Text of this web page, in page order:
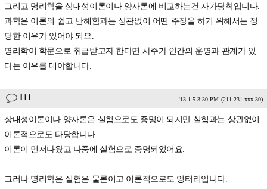
그리고 명리학을 상대성이론이나 양자론에 비교하는건 자가당착입니다.
과학은 이론의 쉽고 난해함과는 상관없이 어떤 주장을 하기 위해서는 정
당한 이유가 있어야 되요.
명리학이 학문으로 취급받고자 한다면 사주가 인간의 운명과 관계가 있
다는 이유를 대야합니다.
111 '13.1.5 3:30 PM (211.231.xxx.30)
상대성이론이나 양자론은 실험으로도 증명이 되지만 실험과는 상관없이
이론적으로도 타당합니다.
이론이 먼저나왔고 나중에 실험으로 증명되었어요.
그러나 명리학은 실험은 물론이고 이론적으로도 엉터리입니다.